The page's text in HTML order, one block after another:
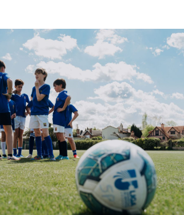
y amplios espacios al
deportiva de excelencia
En cada entrenamiento,
la disciplina, la
desafíos con confianza y de
a aprender de cada desafío. En
estudiantes para
de la participación en
instituciones nacionales e